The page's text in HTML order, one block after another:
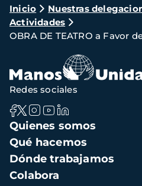
Ruta
de
navegación
Inicio Nuestras
Actividades
OBRA DE TEATRO a Favor
Navegación
principal
Quienes somos
Qué hacemos
Dónde trabajamos
Colabora
Redes sociales